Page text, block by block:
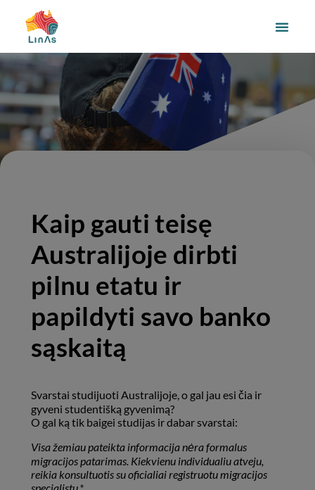
Kaip gauti teisę
Australijoje dirbti
pilnu etatu ir
papildyti savo banko
sąskaitą
Svarstai studijuoti Australijoje, o gal jau esi čia ir
gyveni studentišką gyvenimą?
O gal ką tik baigei studijas ir dabar svarstai:
Visa žemiau pateikta informacija nėra formalus
migracijos patarimas. Kiekvienu individualiu atveju,
reikia konsultuotis su oficialiai registruotu migracijos